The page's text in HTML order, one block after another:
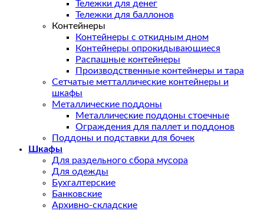
Тележки для денег
Тележки для баллонов
Контейнеры
Контейнеры с откидным дном
Контейнеры опрокидывающиеся
Распашные контейнеры
Производственные контейнеры и тара
Сетчатые метталлические контейнеры и
шкафы
Металлические поддоны
Металлические поддоны стоечные
Ограждения для паллет и поддонов
Поддоны и подставки для бочек
Шкафы
Для раздельного сбора мусора
Для одежды
Бухгалтерские
Банковские
Архивно-складские